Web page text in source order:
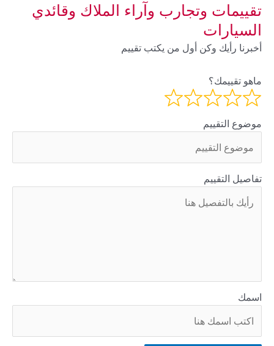
تقييمات وتجارب وآراء الملاك وقائدي
السيارات
أخبرنا رأيك وكن أول من يكتب تقييم
ماهو تقييمك؟
موضوع التقييم
تفاصيل التقييم
اسمك